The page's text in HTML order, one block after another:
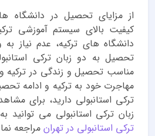
از مزایای تحصیل در دانشگاه
کیفیت بالای سیستم آموزشی
دانشگاه های ترکیه، عدم نیاز
تحصیل به دو زبان ترکی
مناسب تحصیل و زندگی در ترکیه و
مهاجرت خود به ترکیه و ادامه
ترکی استانبولی دارید، برای
زبان ترکی استانبولی می
ترکی استانبولی در تهران مراجعه